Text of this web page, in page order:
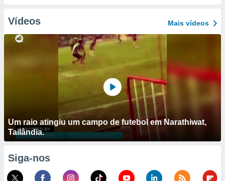
Vídeos Mais vídeos
Um raio atingiu um campo de futebol em Narathiwat,
Tailândia.
Siga-nos